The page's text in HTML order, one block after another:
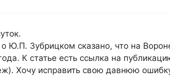
о Ю.П. Зубрицком сказано, что на
К статье есть ссылка на
Хочу исправить свою давнюю